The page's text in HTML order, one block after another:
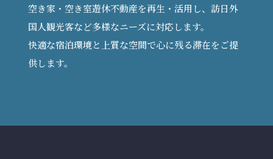
空き家・空き室遊休不動産を再生・活用し、訪日外
国人観光客など多様なニーズに対応します。
快適な宿泊環境と上質な空間で心に残る滞在をご提
供します。